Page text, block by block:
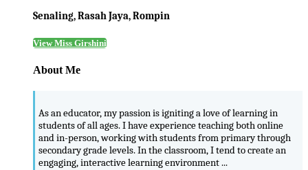
Senaling, Rasah Jaya, Rompin
View Miss Girshini
About Me
As an educator, my passion is igniting a love of learning in
students of all ages. I have experience teaching both online
and in-person, working with students from primary through
secondary grade levels. In the classroom, I tend to create an
engaging, interactive learning environment ...